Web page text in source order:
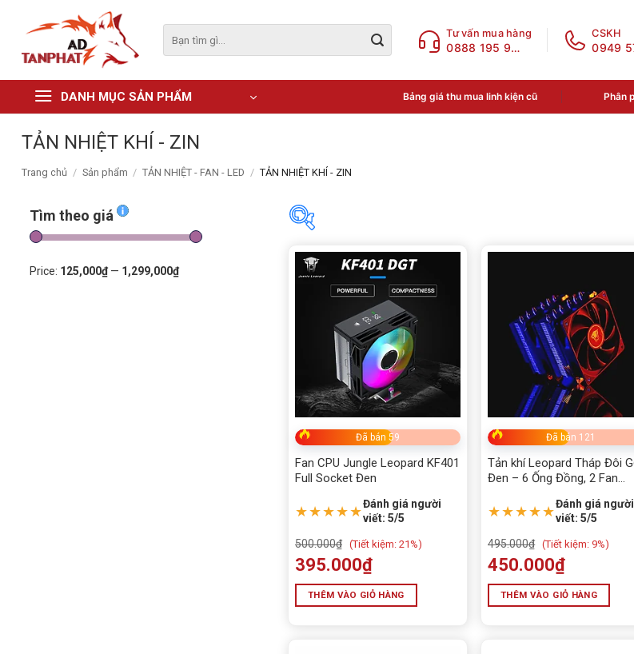
content
kiếm:
Tư vấn mua hàng
0888 195 969
CSKH
DANH MỤC SẢN PHẨM Bảng giá thu mua linh kiện cũ Phân
TẢN NHIỆT KHÍ - ZIN
Trang chủ / Sản phẩm / TẢN NHIỆT - FAN - LED / TẢN NHIỆT KHÍ - ZIN
Tìm theo giá
Price: 125,000₫ — 1,299,000₫ Tìm theo giá
125,000₫—1,299,000₫
Đã bán 59
Fan CPU Jungle Leopard KF401
Full Socket Đen
★★★★★Đánh giá người
viết: 5/5
500.000₫ (Tiết kiệm: 21%)
395.000₫
THÊM VÀO GIỎ HÀNG
Đã bán 121
Tản khí Leopard Tháp Đôi
Đen – 6 Ống Đồng, 2 Fan
★★★★★Đánh giá người
viết: 5/5
495.000₫ (Tiết kiệm: 9%)
450.000₫
THÊM VÀO GIỎ HÀNG